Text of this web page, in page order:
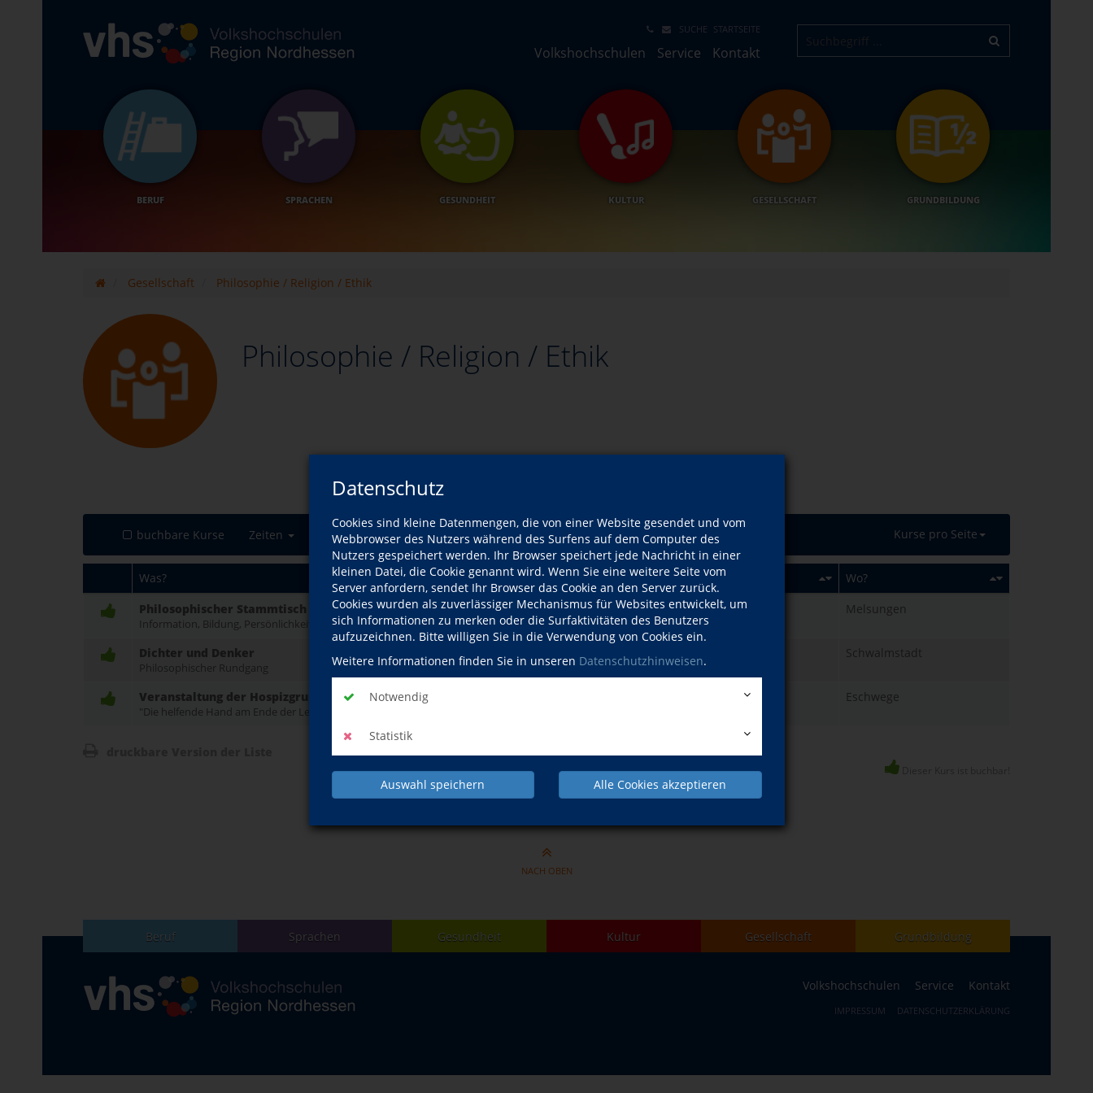
Datenschutz
Cookies sind kleine Datenmengen, die von einer Website gesendet und vom
Webbrowser des Nutzers während des Surfens auf dem Computer des
Nutzers gespeichert werden. Ihr Browser speichert jede Nachricht in einer
kleinen Datei, die Cookie genannt wird. Wenn Sie eine weitere Seite vom
Server anfordern, sendet Ihr Browser das Cookie an den Server zurück.
Cookies wurden als zuverlässiger Mechanismus für Websites entwickelt, um
sich Informationen zu merken oder die Surfaktivitäten des Benutzers
aufzuzeichnen. Bitte willigen Sie in die Verwendung von Cookies ein.
Weitere Informationen finden Sie in unseren Datenschutzhinweisen.
Notwendig
Statistik
Auswahl speichern Alle Cookies akzeptieren
SUCHE STARTSEITE
Volkshochschulen Service Kontakt
BERUF SPRACHEN GESUNDHEIT KULTUR GESELLSCHAFT GRUNDBILDUNG
Gesellschaft Philosophie / Religion / Ethik
Philosophie / Religion / Ethik
buchbare Kurse Zeiten Orte vhs Kurse pro Seite
Was? Wann?
Wo?
Philosophischer Stammtisch
Information, Bildung, Persönlichkeitstraining
Sa., 12.09.2026
10:00 Uhr
Melsungen
Dichter und Denker
Philosophischer Rundgang 11:00 Uhr
Schwalmstadt
Veranstaltung der Hospizgruppe Eschwege e. V.
"Die helfende Hand am Ende der Lebensreise"
Mi., 23.09.2026 Eschwege
NACH OBEN
Beruf Sprachen Gesundheit Kultur Gesellschaft Grundbildung
Volkshochschulen Service Kontakt
IMPRESSUM DATENSCHUTZERKLÄRUNG